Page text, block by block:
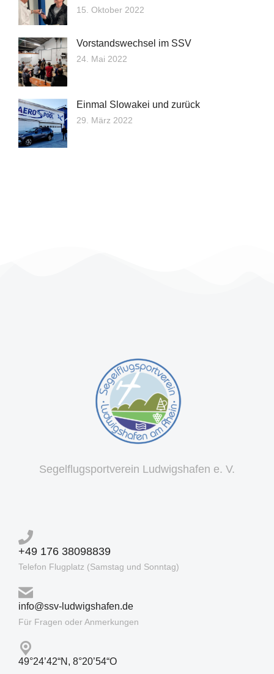
15. Oktober 2022
Vorstandswechsel im SSV
24. Mai 2022
Einmal Slowakei und zurück
29. März 2022
Segelflugsportverein Ludwigshafen e. V.
+49 176 38098839
Telefon Flugplatz (Samstag und Sonntag)
info@ssv-ludwigshafen.de
Für Fragen oder Anmerkungen
49°24’42“N, 8°20’54“O